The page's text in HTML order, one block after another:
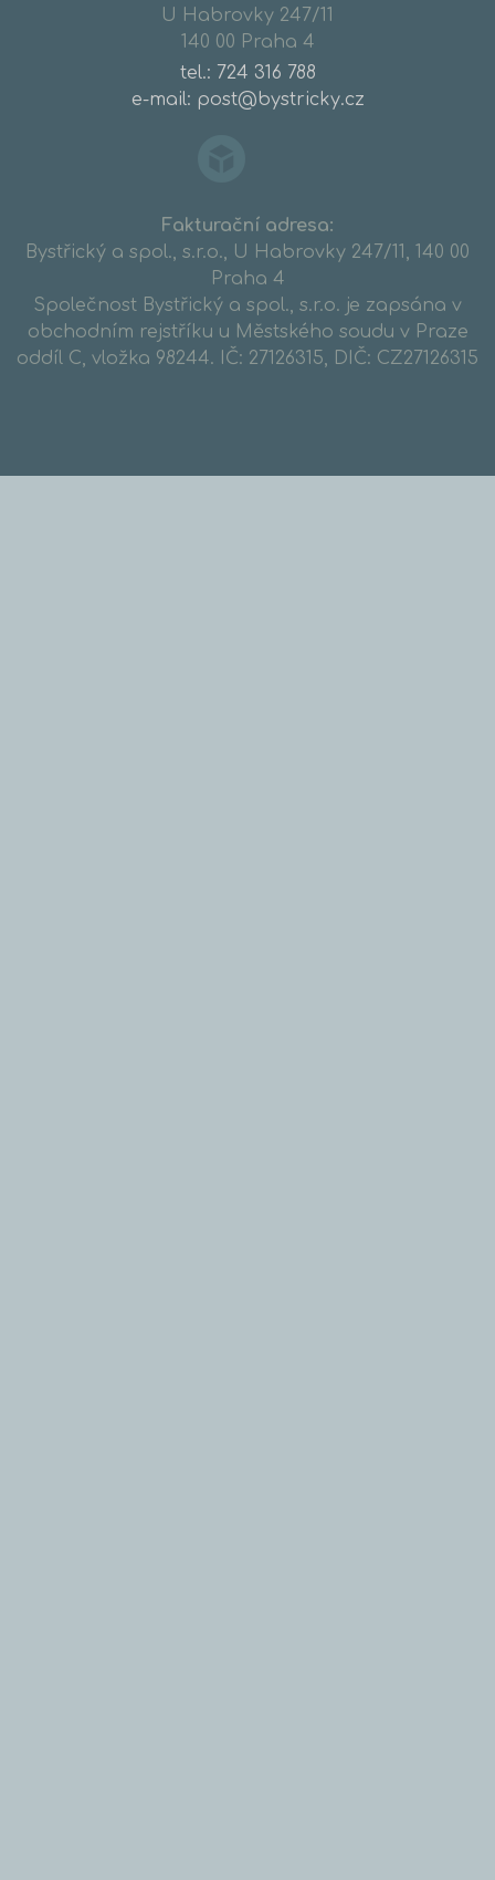
U Habrovky 247/11
140 00 Praha 4
tel.: 724 316 788
e-mail: post@bystricky.cz
Fakturační adresa:
Bystřický a spol., s.r.o., U Habrovky 247/11, 140 00
Praha 4
Společnost Bystřický a spol., s.r.o. je zapsána v
obchodním rejstříku u Městského soudu v Praze
oddíl C, vložka 98244. IČ: 27126315, DIČ: CZ27126315